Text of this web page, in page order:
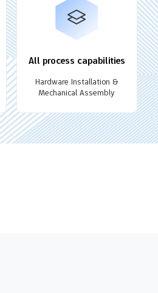
All process capabilities
Hardware Installation &
Mechanical Assembly